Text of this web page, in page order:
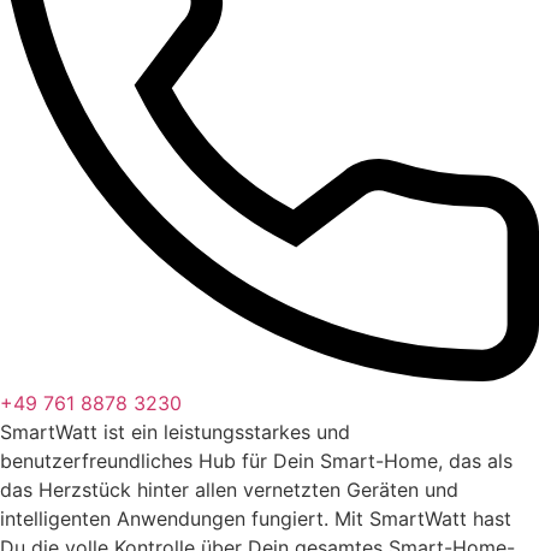
+49 761 8878 3230
SmartWatt ist ein leistungsstarkes und
benutzerfreundliches Hub für Dein Smart-Home, das als
das Herzstück hinter allen vernetzten Geräten und
intelligenten Anwendungen fungiert. Mit SmartWatt hast